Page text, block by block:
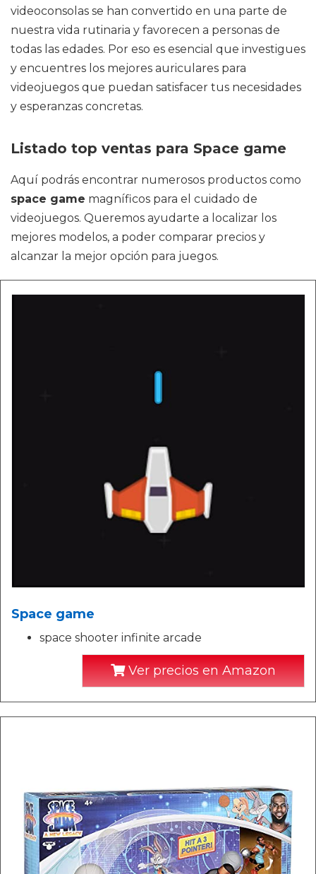
videoconsolas se han convertido en una parte de
nuestra vida rutinaria y favorecen a personas de
todas las edades. Por eso es esencial que investigues
y encuentres los mejores auriculares para
videojuegos que puedan satisfacer tus necesidades
y esperanzas concretas.
Listado top ventas para Space game
Aquí podrás encontrar numerosos productos como
space game magníficos para el cuidado de
videojuegos. Queremos ayudarte a localizar los
mejores modelos, a poder comparar precios y
alcanzar la mejor opción para juegos.
Space game
space shooter infinite arcade
Ver precios en Amazon